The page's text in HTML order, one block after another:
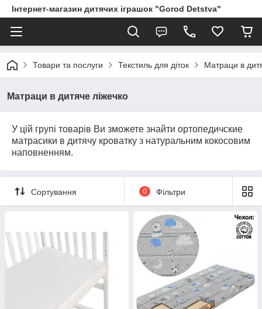
Інтернет-магазин дитячих іграшок "Gorod Detstva"
Товари та послуги Текстиль для діток Матраци в
Матраци в дитяче ліжечко
У цій групі товарів Ви зможете знайти ортопедичские
матрасики в дитячу кроватку з натуральним кокосовим
наповненням.
Сортування 0 Фільтри